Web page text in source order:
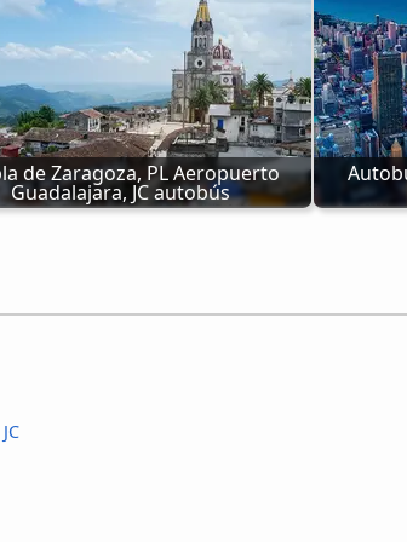
de Zaragoza, PL Aeropuerto
Guadalajara, JC autobús